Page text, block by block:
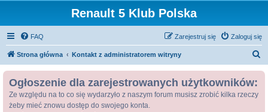
Renault 5 Klub Polska
FAQ Zaloguj się
Zarejestruj się
Strona główna Kontakt z administratorem witryny
Ogłoszenie dla zarejestrowanych użytkowników:
Ze względu na to co się wydarzyło z naszym forum musisz zrobić kilka rzeczy
żeby mieć znowu dostęp do swojego konta.